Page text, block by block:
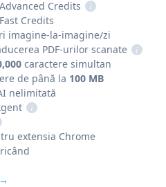
Advanced Credits
i
Fast Credits
imagine-la-imagine/zi
PDF-urilor scanate
i
caractere simultan
de până la 100 MB
nelimitată
i
extensia Chrome